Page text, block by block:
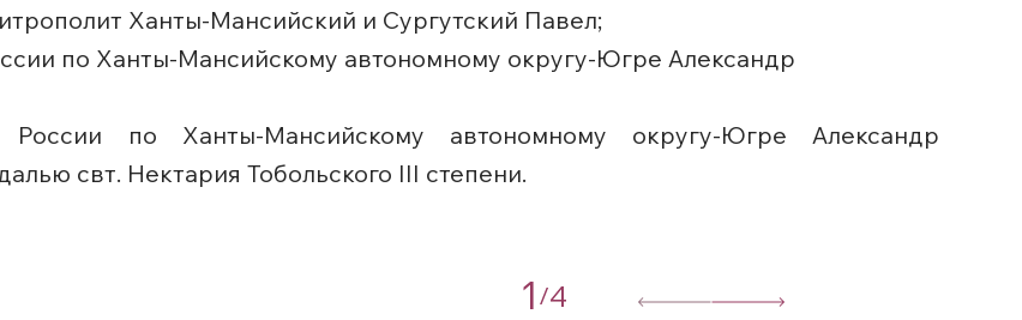
Ханты-Мансийский и Сургутский Павел;
по Ханты-Мансийскому автономному округу-Югре Александр
по Ханты-Мансийскому автономному округу-Югре Александр
свт. Нектария Тобольского III степени.
1 /4